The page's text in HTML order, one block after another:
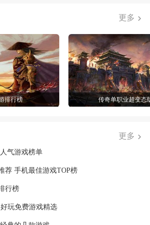
更多
排行榜 传奇单职业超变态
更多
气游戏榜单
荐 手机最佳游戏TOP榜
行榜
玩免费游戏精选